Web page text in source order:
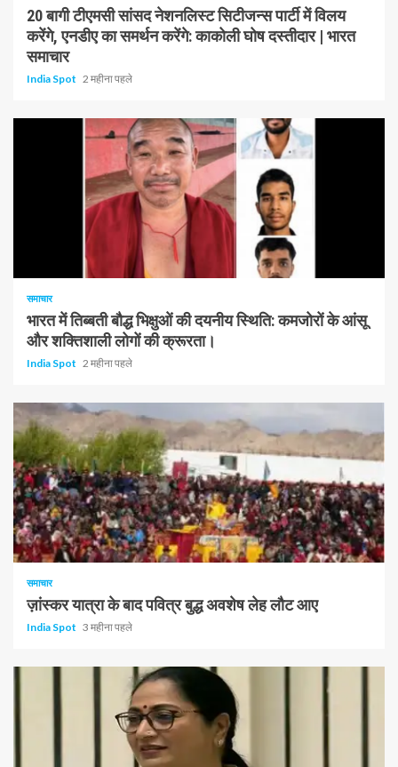
20 बागी टीएमसी सांसद नेशनलिस्ट सिटीजन्स पार्टी में विलय
करेंगे, एनडीए का समर्थन करेंगे: काकोली घोष दस्तीदार | भारत
समाचार
India Spot 2 महीना पहले
समाचार
भारत में तिब्बती बौद्ध भिक्षुओं की दयनीय स्थिति: कमजोरों के आंसू
और शक्तिशाली लोगों की क्रूरता।
India Spot 2 महीना पहले
समाचार
ज़ांस्कर यात्रा के बाद पवित्र बुद्ध अवशेष लेह लौट आए
India Spot 3 महीना पहले